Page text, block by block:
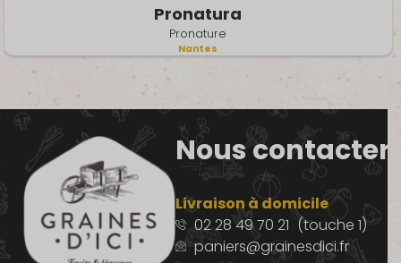
Pronatura
Pronature
Nantes
Nous contacter
Livraison à domicile
02 28 49 70 21 (touche 1)
paniers@grainesdici.fr